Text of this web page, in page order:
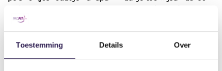
Toestemming Details Over
oefening van kant.
Incline dumbbell curl